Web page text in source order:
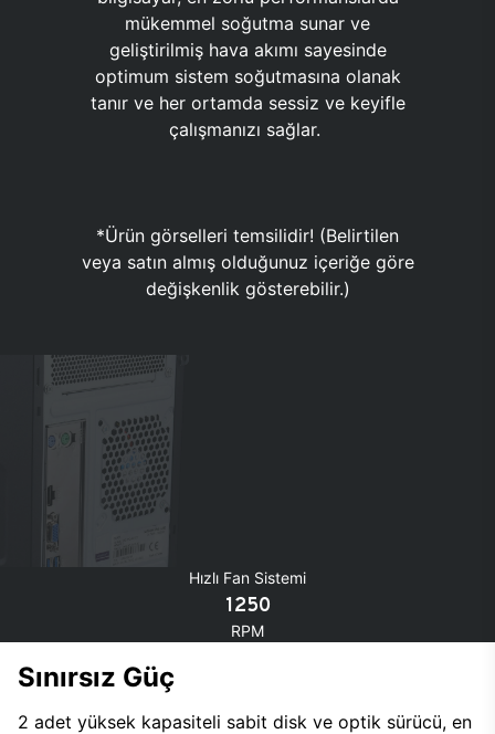
mükemmel soğutma sunar ve
geliştirilmiş hava akımı sayesinde
optimum sistem soğutmasına olanak
tanır ve her ortamda sessiz ve keyifle
çalışmanızı sağlar.
*Ürün görselleri temsilidir! (Belirtilen
veya satın almış olduğunuz içeriğe göre
değişkenlik gösterebilir.)
Hızlı Fan Sistemi
1250
RPM
Sınırsız Güç
2 adet yüksek kapasiteli sabit disk ve optik sürücü, en